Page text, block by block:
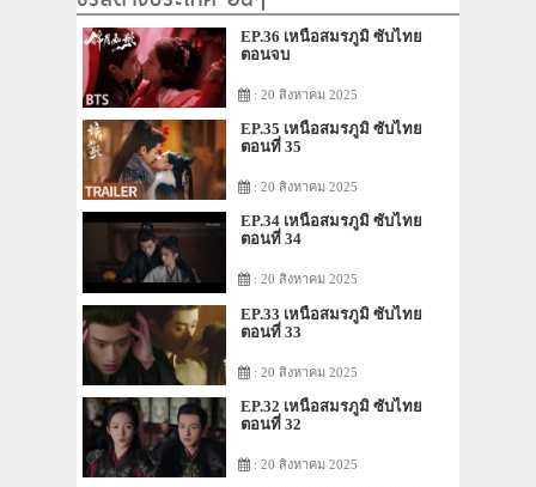
EP.36 เหนือสมรภูมิ ซับไทย
ตอนจบ
: 20 สิงหาคม 2025
EP.35 เหนือสมรภูมิ ซับไทย
ตอนที่ 35
: 20 สิงหาคม 2025
EP.34 เหนือสมรภูมิ ซับไทย
ตอนที่ 34
: 20 สิงหาคม 2025
EP.33 เหนือสมรภูมิ ซับไทย
ตอนที่ 33
: 20 สิงหาคม 2025
EP.32 เหนือสมรภูมิ ซับไทย
ตอนที่ 32
: 20 สิงหาคม 2025